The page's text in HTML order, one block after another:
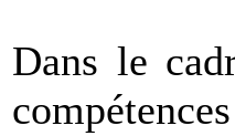
Dans le